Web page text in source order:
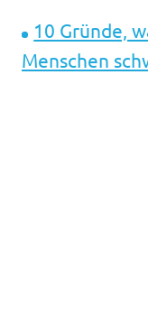
10 Gründe,
Menschen